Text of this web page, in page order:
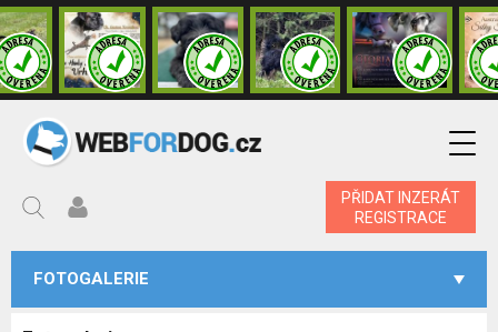
PŘIDAT INZERÁT
REGISTRACE
FOTOGALERIE